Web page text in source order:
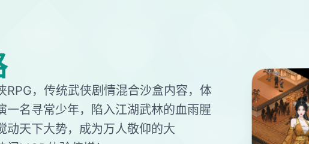
RPG，传统武侠剧情混合沙盒内容，体
一名寻常少年，陷入江湖武林的血雨腥
动天下大势，成为万人敬仰的大